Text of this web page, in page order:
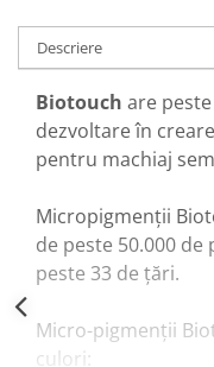
Descriere
Biotouch are
dezvoltare în
pentru machiaj
Micropigmenții
de peste 50.000
peste 33 de țări.
Micro-pigmenții
culori: